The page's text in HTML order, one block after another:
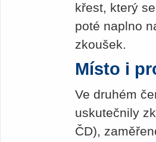
křest, který
poté naplno
zkoušek.
Místo i
Ve druhém
uskutečnily
ČD),